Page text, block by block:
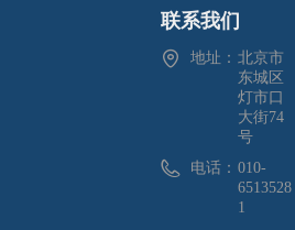
联系我们
地址： 北京市
东城区
灯市口
大街74
号
电话： 010-
6513528
1